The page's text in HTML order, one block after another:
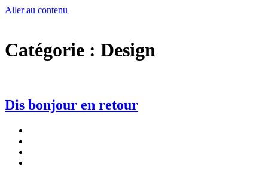
Aller au contenu
Catégorie : Design
Dis bonjour en retour